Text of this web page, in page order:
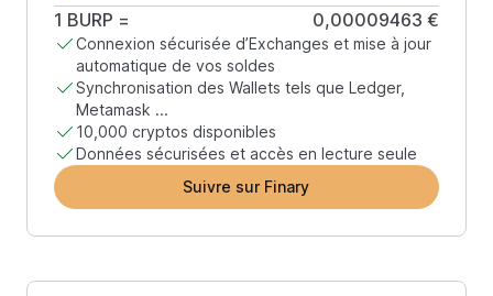
1 BURP = 0,00009463 €
Connexion sécurisée d’Exchanges et mise à jour
automatique de vos soldes
Synchronisation des Wallets tels que Ledger,
Metamask ...
10,000 cryptos disponibles
Données sécurisées et accès en lecture seule
Suivre sur Finary